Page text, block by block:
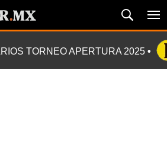
TORNEO APERTURA 2025